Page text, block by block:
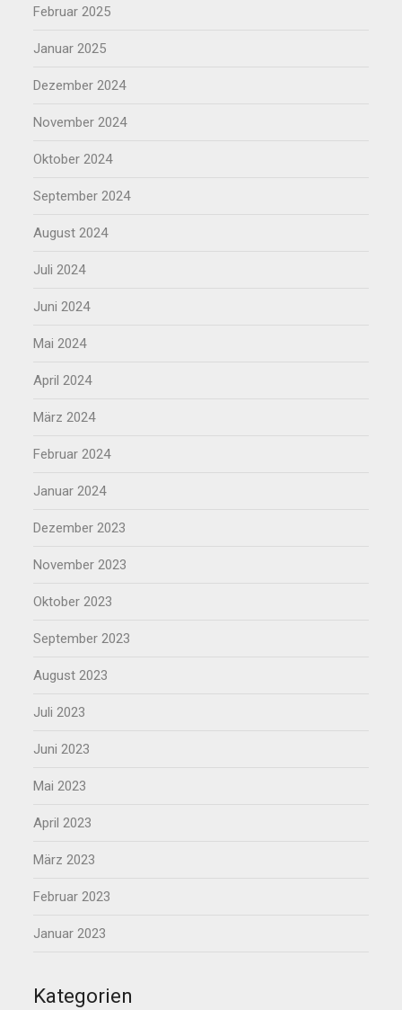
Februar 2025
Januar 2025
Dezember 2024
November 2024
Oktober 2024
September 2024
August 2024
Juli 2024
Juni 2024
Mai 2024
April 2024
März 2024
Februar 2024
Januar 2024
Dezember 2023
November 2023
Oktober 2023
September 2023
August 2023
Juli 2023
Juni 2023
Mai 2023
April 2023
März 2023
Februar 2023
Januar 2023
Kategorien